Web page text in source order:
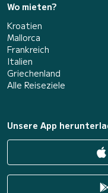
Wo mieten?
Kroatien
Mallorca
Frankreich
Italien
Griechenland
Alle Reiseziele
Unsere App